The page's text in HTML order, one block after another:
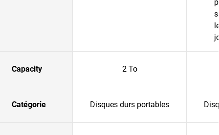
Capacity 2 To
Catégorie Disques durs portables